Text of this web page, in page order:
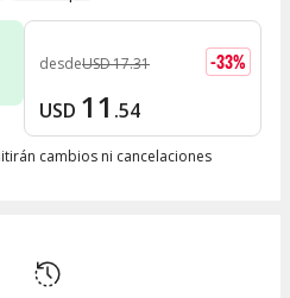
desdeUSD17.31 -33%
USD 11 .54
cambios ni cancelaciones